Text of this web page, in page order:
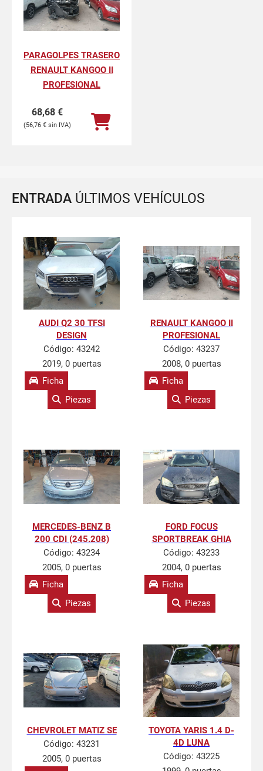
PARAGOLPES TRASERO
RENAULT KANGOO II
PROFESIONAL
68,68 €
56,76 €
ENTRADA ÚLTIMOS VEHÍCULOS
AUDI Q2 30 TFSI
DESIGN
Código: 43242
2019, 0 puertas
Ficha
Piezas
RENAULT KANGOO II
PROFESIONAL
Código: 43237
2008, 0 puertas
Ficha
Piezas
MERCEDES-BENZ B
200 CDI (245.208)
Código: 43234
2005, 0 puertas
Ficha
Piezas
FORD FOCUS
SPORTBREAK GHIA
Código: 43233
2004, 0 puertas
Ficha
Piezas
CHEVROLET MATIZ SE
Código: 43231
2005, 0 puertas
TOYOTA YARIS 1.4 D-
4D LUNA
Código: 43225